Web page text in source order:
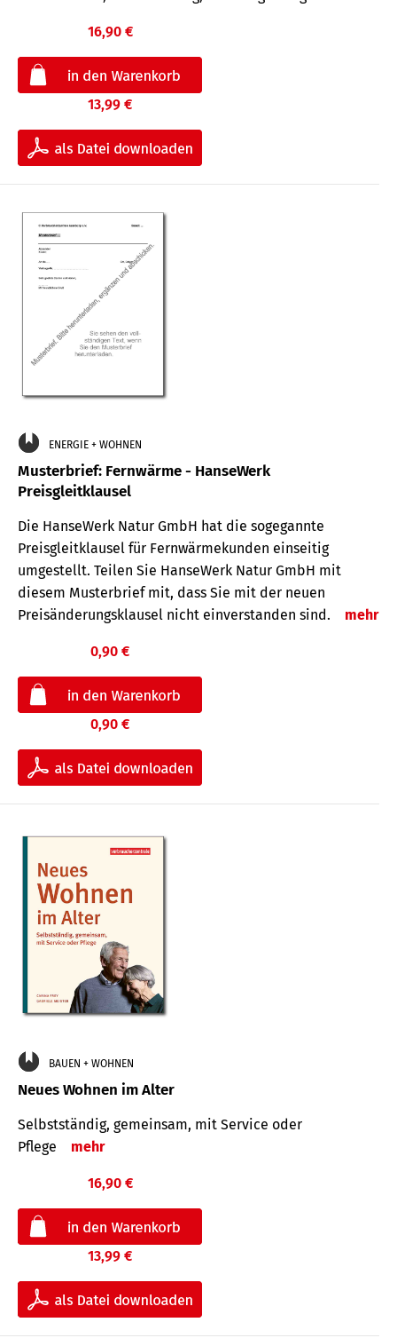
16,90 €
13,99 €
ENERGIE + WOHNEN
Musterbrief: Fernwärme - HanseWerk
Preisgleitklausel
Die HanseWerk Natur GmbH hat die sogegannte
Preisgleitklausel für Fernwärmekunden einseitig
umgestellt. Teilen Sie HanseWerk Natur GmbH mit
diesem Musterbrief mit, dass Sie mit der neuen
Preisänderungsklausel nicht einverstanden sind.
mehr
0,90 €
0,90 €
BAUEN + WOHNEN
Neues Wohnen im Alter
Selbstständig, gemeinsam, mit Service oder
Pflege
mehr
16,90 €
13,99 €